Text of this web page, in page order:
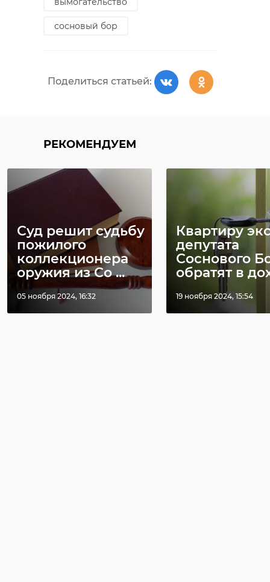
сосновый бор
Поделиться статьей:
РЕКОМЕНДУЕМ
Суд решит судьбу
пожилого
коллекционера
оружия из Со ...
05 ноября 2024, 16:32
Квартиру
депутата
Соснового
обратят в
19 ноября 2024, 15:54